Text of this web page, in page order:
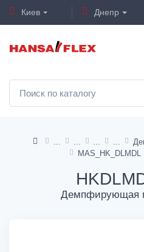
Киев Днепр
MAS_HK_DLMDL
Демпфирующая